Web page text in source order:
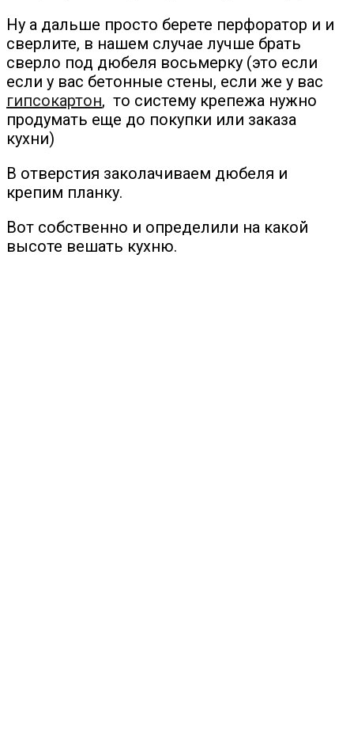
Ну а дальше просто берете перфоратор и и
сверлите, в нашем случае лучше брать
сверло под дюбеля восьмерку (это если
если у вас бетонные стены, если же у вас
гипсокартон, то систему крепежа нужно
продумать еще до покупки или заказа
кухни)
В отверстия заколачиваем дюбеля и
крепим планку.
Вот собственно и определили на какой
высоте вешать кухню.